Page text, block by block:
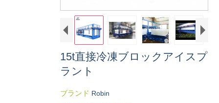
15t直接冷凍ブロックアイスプ
ラント
ブランド Robin